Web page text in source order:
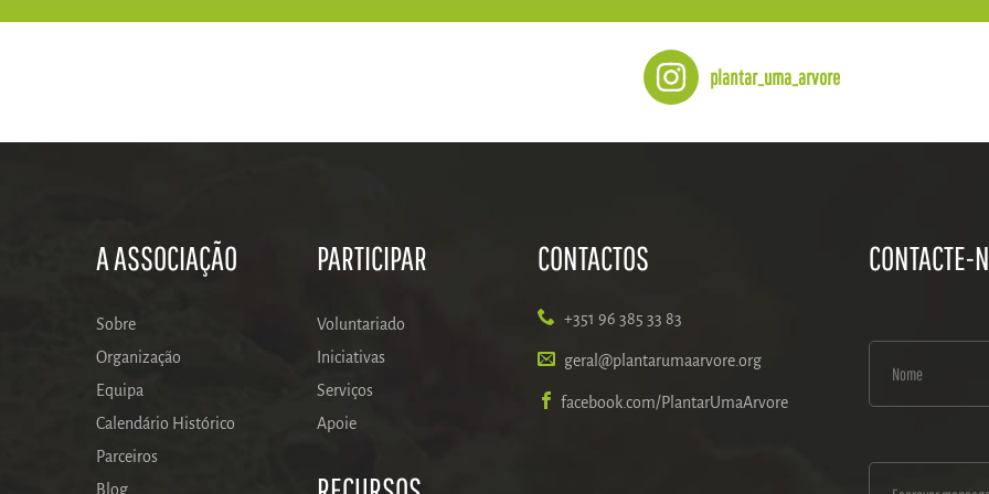
plantar_uma_arvore
A ASSOCIAÇÃO
Sobre
Organização
Equipa
Calendário Histórico
Parceiros
Blog
PARTICIPAR
Voluntariado
Iniciativas
Serviços
Apoie
CONTACTOS
+351 96 385 33 83
geral@plantarumaarvore.org
facebook.com/PlantarUmaArvore
CONTACTE-